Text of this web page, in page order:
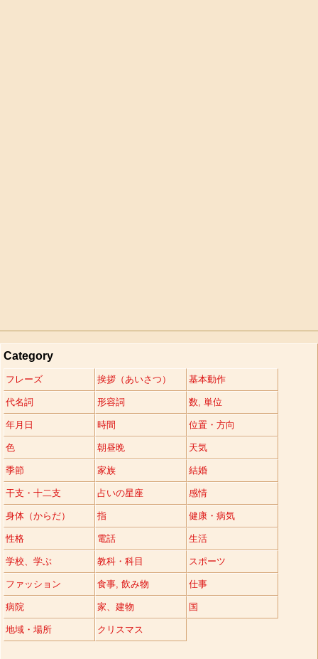
Category
フレーズ 挨拶（あいさつ） 基本動作
代名詞 形容詞 数, 単位
年月日 時間 位置・方向
色 朝昼晩 天気
季節 家族 結婚
干支・十二支 占いの星座 感情
身体（からだ） 指 健康・病気
性格 電話 生活
学校、学ぶ 教科・科目 スポーツ
ファッション 食事, 飲み物 仕事
病院 家、建物 国
地域・場所 クリスマス